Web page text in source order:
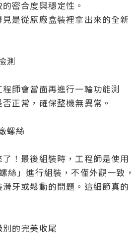
密合度與穩定性。
是從原廠盒裝裡拿出來的全新
測
師會當面再進行一輪功能測
正常，確保整機無異常。
螺絲
！最後組裝時，工程師是使用
絲」進行組裝，不僅外觀一致，
牙或鬆動的問題。這細節真的
的完美收尾